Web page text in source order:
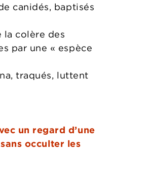
canidés, baptisés
la colère des
par une « espèce
traqués, luttent
un regard d’une
occulter les